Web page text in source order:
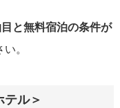
と無料宿泊の条件が
。
テル＞